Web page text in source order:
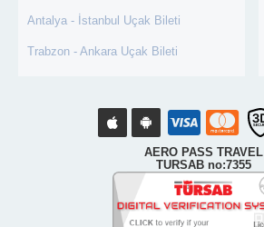
Antalya - İstanbul Uçak Bileti
Trabzon - Ankara Uçak Bileti
AERO PASS TRAVEL
TURSAB no:7355